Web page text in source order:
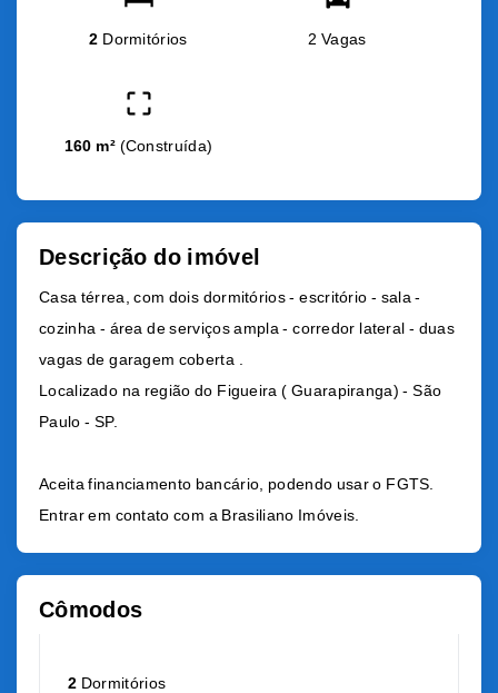
2 Dormitórios 2 Vagas
160 m² (Construída)
Descrição do imóvel
Casa térrea, com dois dormitórios - escritório - sala -
cozinha - área de serviços ampla - corredor lateral - duas
vagas de garagem coberta .
Localizado na região do Figueira ( Guarapiranga) - São
Paulo - SP.
Aceita financiamento bancário, podendo usar o FGTS.
Entrar em contato com a Brasiliano Imóveis.
Cômodos
2 Dormitórios